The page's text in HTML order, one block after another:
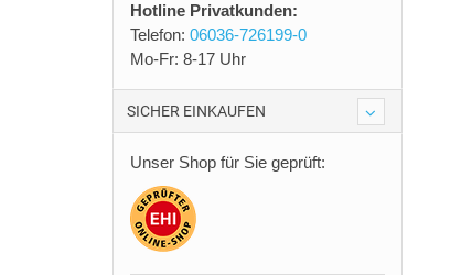
Hotline Privatkunden:
Telefon: 06036-726199-0
Mo-Fr: 8-17 Uhr
SICHER EINKAUFEN
Unser Shop für Sie geprüft: